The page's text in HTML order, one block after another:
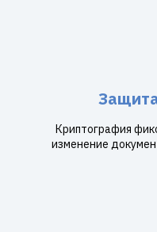
Криптография
изменение